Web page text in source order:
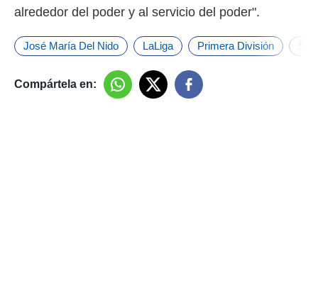
alrededor del poder y al servicio del poder".
José María Del Nido LaLiga Primera División
Compártela en: